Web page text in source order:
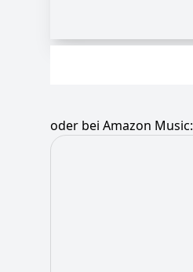
oder bei Amazon Music: